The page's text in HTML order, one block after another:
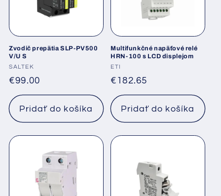
Zvodič prepätia SLP-PV500
V/U S
Dodávateľ:
SALTEK
Normálna
cena
€99.00
Pridať do košíka
Multifunkčné napäťové relé
HRN-100 s LCD displejom
Dodávateľ:
ETI
Normálna
cena
€182.65
Pridať do košíka